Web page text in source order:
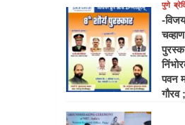
पुणे
-
पवन